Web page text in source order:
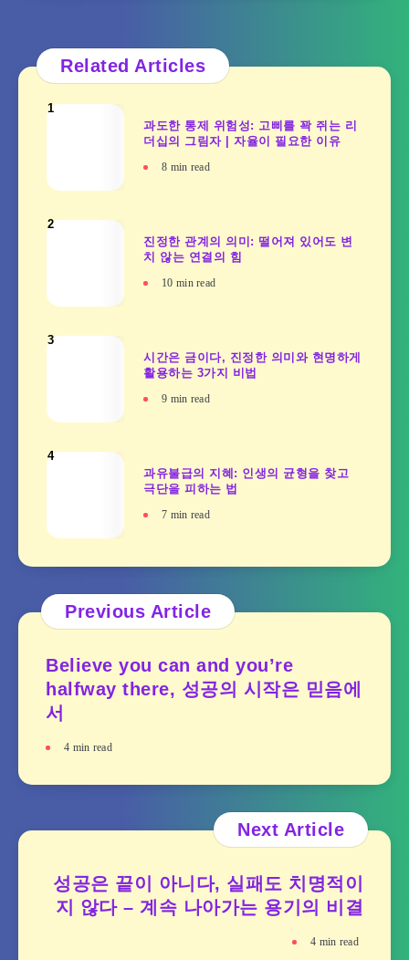
Related Articles
1
과도한 통제 위험성: 고삐를 꽉 쥐는 리
더십의 그림자 | 자율이 필요한 이유
8 min read
2
진정한 관계의 의미: 떨어져 있어도 변
치 않는 연결의 힘
10 min read
3
시간은 금이다, 진정한 의미와 현명하게
활용하는 3가지 비법
9 min read
4
과유불급의 지혜: 인생의 균형을 찾고
극단을 피하는 법
7 min read
Previous Article
Believe you can and you’re
halfway there, 성공의 시작은 믿음에
서
4 min read
Next Article
성공은 끝이 아니다, 실패도 치명적이
지 않다 – 계속 나아가는 용기의 비결
4 min read